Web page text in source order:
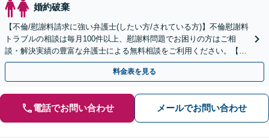
婚約破棄
【不倫/慰謝料請求に強い弁護士(したい方/されている方)】不倫慰謝料
トラブルの相談は毎月100件以上、慰謝料問題でお困りの方はご相
談・解決実績の豊富な弁護士による無料相談をご利用ください。【不
倫相談は初回0円】【千葉県全域対応】
料金表を見る
電話でお問い合わせ メールでお問い合わせ